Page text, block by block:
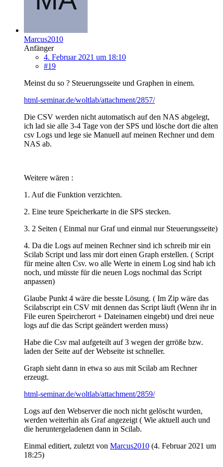
Marcus2010
Anfänger
4. Februar 2021 um 18:10
#19
Meinst du so ? Steuerungsseite und Graphen in einem.
html-seminar.de/woltlab/attachment/2857/
Die CSV werden nicht automatisch auf den NAS abgelegt,
ich lad sie alle 3-4 Tage von der SPS und lösche dort die alten
csv Logs und lege sie Manuell auf meinen Rechner und dem
NAS ab.
Weitere wären :
1. Auf die Funktion verzichten.
2. Eine teure Speicherkarte in die SPS stecken.
3. 2 Seiten ( Einmal nur Graf und einmal nur Steuerungsseite)
4. Da die Logs auf meinen Rechner sind ich schreib mir ein
Scilab Script und lass mir dort einen Graph erstellen. ( Script
für meine alten Csv. wo alle Werte in einem Log sind hab ich
noch, und müsste für die neuen Logs nochmal das Script
anpassen)
Glaube Punkt 4 wäre die besste Lösung. ( Im Zip wäre das
Scilabscript ein CSV mit dennen das Script läuft (Wenn ihr in
File euren Speircherort + Dateinamen eingebt) und drei neue
logs auf die das Script geändert werden muss)
Habe die Csv mal aufgeteilt auf 3 wegen der grröße bzw.
laden der Seite auf der Webseite ist schneller.
Graph sieht dann in etwa so aus mit Scilab am Rechner
erzeugt.
html-seminar.de/woltlab/attachment/2859/
Logs auf den Webserver die noch nicht gelöscht wurden,
werden weiterhin als Graf angezeigt ( Wie aktuell auch und
die heruntergeladenen dann in Scilab.
Einmal editiert, zuletzt von Marcus2010 (4. Februar 2021 um
18:25)